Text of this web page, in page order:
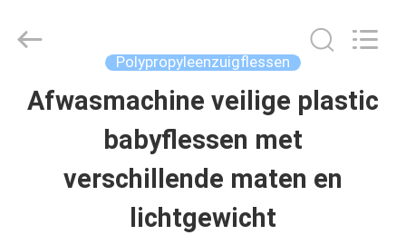
THUIS
PRODUCTEN
Sundelight
Infant
Rights
Polypropyleenzuigflessen
Afwasmachine veilige plastic
babyflessen met
verschillende maten en
lichtgewicht